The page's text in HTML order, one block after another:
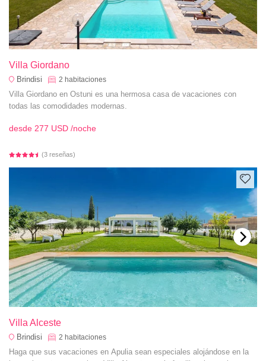
Villa Giordano
Brindisi 2 habitaciones
Villa Giordano en Ostuni es una hermosa casa de vacaciones con
todas las comodidades modernas.
desde 277 USD /noche
(3 reseñas)
Villa Alceste
Brindisi 2 habitaciones
Haga que sus vacaciones en Apulia sean especiales alojándose en la